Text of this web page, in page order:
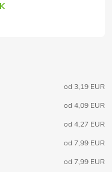
od 3,19 EUR
od 4,09 EUR
od 4,27 EUR
od 7,99 EUR
od 7,99 EUR